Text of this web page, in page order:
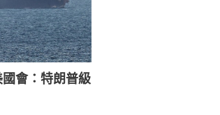
會：特朗普級